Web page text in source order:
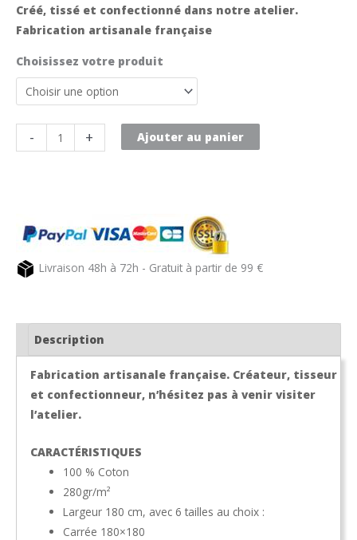
Créé, tissé et confectionné dans notre atelier.
Fabrication artisanale française
Choisissez votre produit
-
de
soleil
dunes
+ Ajouter au panier
Livraison 48h à 72h - Gratuit à partir de 99 €
Description
Fabrication artisanale française. Créateur, tisseur
et confectionneur, n’hésitez pas à venir visiter
l’atelier.
CARACTÉRISTIQUES
100 % Coton
280gr/m²
Largeur 180 cm, avec 6 tailles au choix :
Carrée 180×180